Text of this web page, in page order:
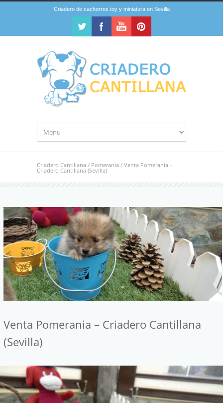
Criadero de cachorros toy y miniatura en Sevilla
Criadero Cantillana / Pomerania / Venta Pomerania –
Criadero Cantillana (Sevilla)
Venta Pomerania – Criadero Cantillana
(Sevilla)